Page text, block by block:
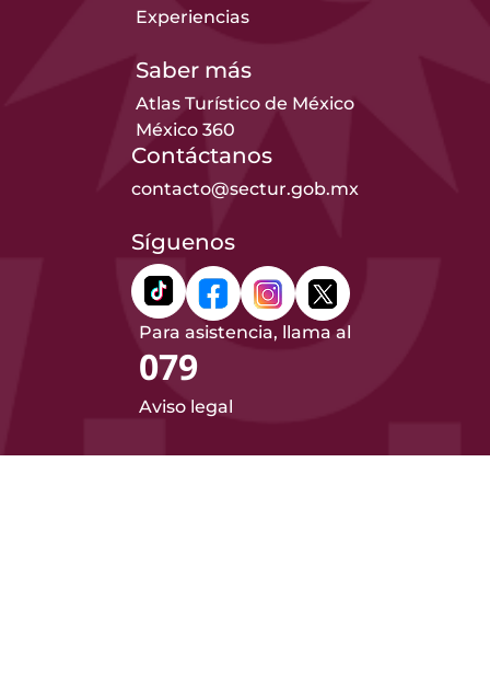
Experiencias
Saber más
Atlas Turístico de México
México 360
Contáctanos
contacto@sectur.gob.mx
Síguenos
Para asistencia, llama al
079
Aviso legal